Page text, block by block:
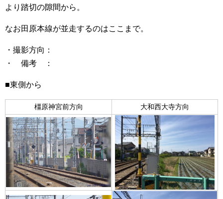
より踏切の隙間から。
なお田原本線が並走するのはここまで。
・撮影方向：
・ 備考 ：
■東側から
橿原神宮前方向 大和西大寺方向